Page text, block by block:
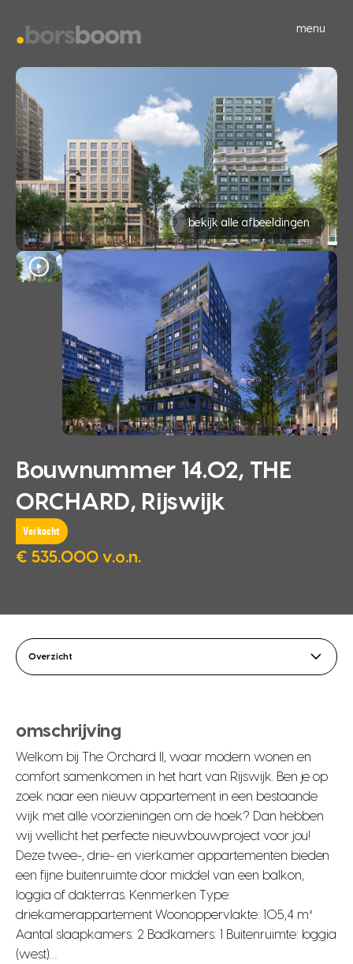
menu
bekijk alle afbeeldingen
Bouwnummer 14.02, THE
ORCHARD, Rijswijk
Verkocht
€ 535.000 v.o.n.
Overzicht
omschrijving
Welkom bij The Orchard II, waar modern wonen en
comfort samenkomen in het hart van Rijswijk. Ben je op
zoek naar een nieuw appartement in een bestaande
wijk met alle voorzieningen om de hoek? Dan hebben
wij wellicht het perfecte nieuwbouwproject voor jou!
Deze twee-, drie- en vierkamer appartementen bieden
een fijne buitenruimte door middel van een balkon,
loggia of dakterras. Kenmerken Type:
driekamerappartement Woonoppervlakte: 105,4 m²
Aantal slaapkamers: 2 Badkamers: 1 Buitenruimte: loggia
(west)…